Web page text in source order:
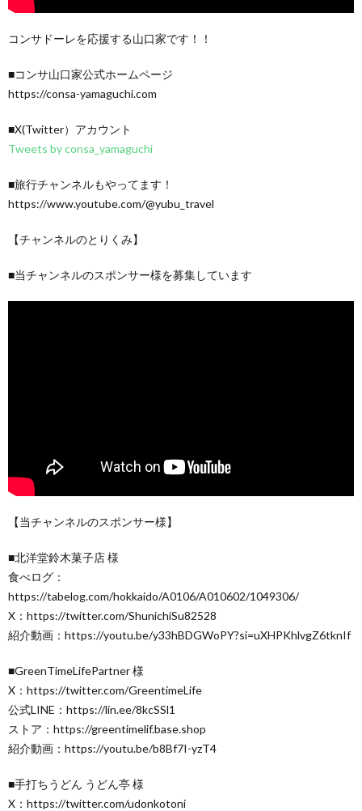
コンサドーレを応援する山口家です！！
■コンサ山口家公式ホームページ
https://consa-yamaguchi.com
■X(Twitter）アカウント
Tweets by consa_yamaguchi
■旅行チャンネルもやってます！
https://www.youtube.com/@yubu_travel
【チャンネルのとりくみ】
■当チャンネルのスポンサー様を募集しています
【当チャンネルのスポンサー様】
■北洋堂鈴木菓子店 様
食べログ：
https://tabelog.com/hokkaido/A0106/A010602/1049306/
X：https://twitter.com/ShunichiSu82528
紹介動画：https://youtu.be/y33hBDGWoPY?si=uXHPKhlvgZ6tknIf
■GreenTimeLifePartner 様
X：https://twitter.com/GreentimeLife
公式LINE：https://lin.ee/8kcSSl1
ストア：https://greentimelif.base.shop
紹介動画：https://youtu.be/b8Bf7I-yzT4
■手打ちうどん うどん亭 様
X：https://twitter.com/udonkotoni